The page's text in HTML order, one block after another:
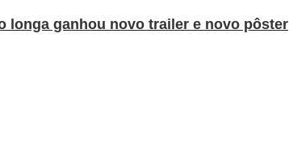
longa ganhou novo trailer e novo pôster